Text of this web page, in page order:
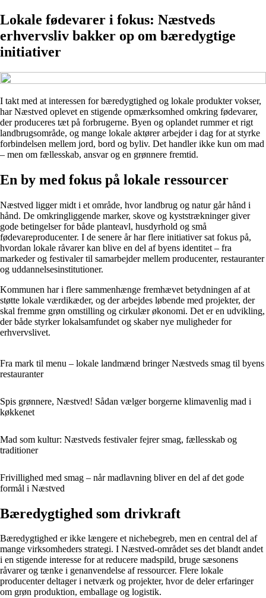
Lokale fødevarer i fokus: Næstveds
erhvervsliv bakker op om bæredygtige
initiativer
I takt med at interessen for bæredygtighed og lokale produkter vokser,
har Næstved oplevet en stigende opmærksomhed omkring fødevarer,
der produceres tæt på forbrugerne. Byen og oplandet rummer et rigt
landbrugsområde, og mange lokale aktører arbejder i dag for at styrke
forbindelsen mellem jord, bord og byliv. Det handler ikke kun om mad
– men om fællesskab, ansvar og en grønnere fremtid.
En by med fokus på lokale ressourcer
Næstved ligger midt i et område, hvor landbrug og natur går hånd i
hånd. De omkringliggende marker, skove og kyststrækninger giver
gode betingelser for både planteavl, husdyrhold og små
fødevareproducenter. I de senere år har flere initiativer sat fokus på,
hvordan lokale råvarer kan blive en del af byens identitet – fra
markeder og festivaler til samarbejder mellem producenter, restauranter
og uddannelsesinstitutioner.
Kommunen har i flere sammenhænge fremhævet betydningen af at
støtte lokale værdikæder, og der arbejdes løbende med projekter, der
skal fremme grøn omstilling og cirkulær økonomi. Det er en udvikling,
der både styrker lokalsamfundet og skaber nye muligheder for
erhvervslivet.
Fra mark til menu – lokale landmænd bringer Næstveds smag til byens
restauranter
Spis grønnere, Næstved! Sådan vælger borgerne klimavenlig mad i
køkkenet
Mad som kultur: Næstveds festivaler fejrer smag, fællesskab og
traditioner
Frivillighed med smag – når madlavning bliver en del af det gode
formål i Næstved
Bæredygtighed som drivkraft
Bæredygtighed er ikke længere et nichebegreb, men en central del af
mange virksomheders strategi. I Næstved-området ses det blandt andet
i en stigende interesse for at reducere madspild, bruge sæsonens
råvarer og tænke i genanvendelse af ressourcer. Flere lokale
producenter deltager i netværk og projekter, hvor de deler erfaringer
om grøn produktion, emballage og logistik.